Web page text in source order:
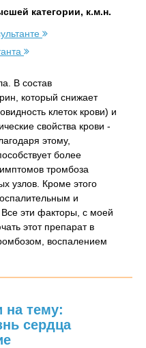
категории, к.м.н.
В состав
который снижает
клеток крови) и
свойства крови -
этому,
более
тромбоза
узлов. Кроме этого
и
эти факторы, с моей
этот препарат в
воспалением
на тему:
сердца